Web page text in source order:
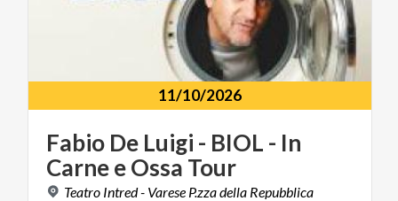
11/10/2026
Fabio De Luigi - BIOL - In
CarneeOssa Tour
Teatro Intred- Varese P.zzadella Repubblica